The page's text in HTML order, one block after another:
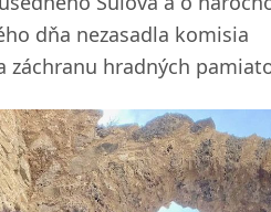
dňa nezasadla komisia
záchranu hradných